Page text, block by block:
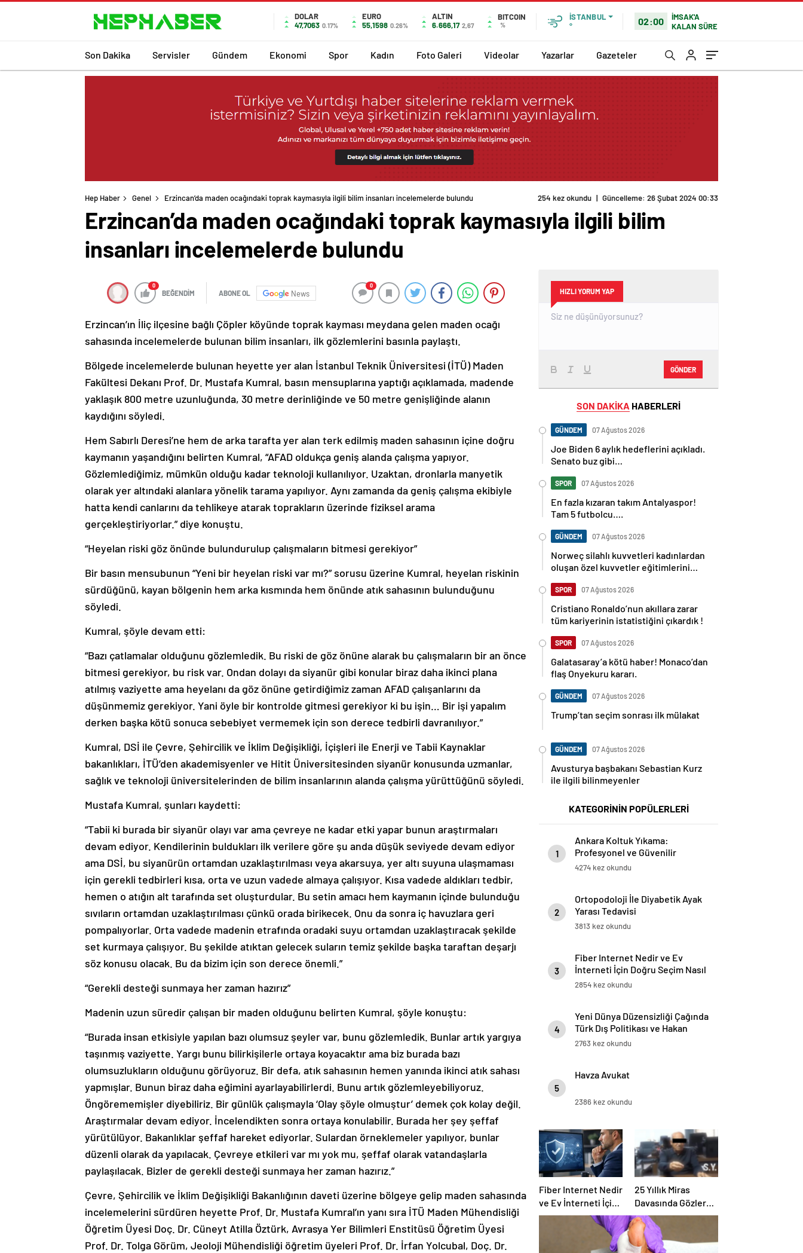
DOLAR
47,7063 0.17%
EURO
55,1598 0.26%
ALTIN
6.666,17 2,67
BITCOIN
%
İSTANBUL
°
02:00
İMSAK'A
KALAN SÜRE
Son Dakika Servisler Gündem Ekonomi Spor Kadın Foto Galeri Videolar Yazarlar Gazeteler
Hep Haber Genel Erzincan’da maden ocağındaki toprak kaymasıyla ilgili bilim insanları incelemelerde bulundu 254 kez okundu | Güncelleme: 26 Şubat 2024 00:33
Erzincan’da maden ocağındaki toprak kaymasıyla ilgili bilim
insanları incelemelerde bulundu
0
BEĞENDİM ABONE OL News
0
Erzincan’ın İliç ilçesine bağlı Çöpler köyünde toprak kayması meydana gelen maden ocağı
sahasında incelemelerde bulunan bilim insanları, ilk gözlemlerini basınla paylaştı.
Bölgede incelemelerde bulunan heyette yer alan İstanbul Teknik Üniversitesi (İTÜ) Maden
Fakültesi Dekanı Prof. Dr. Mustafa Kumral, basın mensuplarına yaptığı açıklamada, madende
yaklaşık 800 metre uzunluğunda, 30 metre derinliğinde ve 50 metre genişliğinde alanın
kaydığını söyledi.
Hem Sabırlı Deresi’ne hem de arka tarafta yer alan terk edilmiş maden sahasının içine doğru
kaymanın yaşandığını belirten Kumral, “AFAD oldukça geniş alanda çalışma yapıyor.
Gözlemlediğimiz, mümkün olduğu kadar teknoloji kullanılıyor. Uzaktan, dronlarla manyetik
olarak yer altındaki alanlara yönelik tarama yapılıyor. Aynı zamanda da geniş çalışma ekibiyle
hatta kendi canlarını da tehlikeye atarak toprakların üzerinde fiziksel arama
gerçekleştiriyorlar.” diye konuştu.
“Heyelan riski göz önünde bulundurulup çalışmaların bitmesi gerekiyor”
Bir basın mensubunun “Yeni bir heyelan riski var mı?” sorusu üzerine Kumral, heyelan riskinin
sürdüğünü, kayan bölgenin hem arka kısmında hem önünde atık sahasının bulunduğunu
söyledi.
Kumral, şöyle devam etti:
“Bazı çatlamalar olduğunu gözlemledik. Bu riski de göz önüne alarak bu çalışmaların bir an önce
bitmesi gerekiyor, bu risk var. Ondan dolayı da siyanür gibi konular biraz daha ikinci plana
atılmış vaziyette ama heyelanı da göz önüne getirdiğimiz zaman AFAD çalışanlarını da
düşünmemiz gerekiyor. Yani öyle bir kontrolde gitmesi gerekiyor ki bu işin… Bir işi yapalım
derken başka kötü sonuca sebebiyet vermemek için son derece tedbirli davranılıyor.”
Kumral, DSİ ile Çevre, Şehircilik ve İklim Değişikliği, İçişleri ile Enerji ve Tabii Kaynaklar
bakanlıkları, İTÜ’den akademisyenler ve Hitit Üniversitesinden siyanür konusunda uzmanlar,
sağlık ve teknoloji üniversitelerinden de bilim insanlarının alanda çalışma yürüttüğünü söyledi.
Mustafa Kumral, şunları kaydetti:
“Tabii ki burada bir siyanür olayı var ama çevreye ne kadar etki yapar bunun araştırmaları
devam ediyor. Kendilerinin buldukları ilk verilere göre şu anda düşük seviyede devam ediyor
ama DSİ, bu siyanürün ortamdan uzaklaştırılması veya akarsuya, yer altı suyuna ulaşmaması
için gerekli tedbirleri kısa, orta ve uzun vadede almaya çalışıyor. Kısa vadede aldıkları tedbir,
hemen o atığın alt tarafında set oluşturdular. Bu setin amacı hem kaymanın içinde bulunduğu
sıvıların ortamdan uzaklaştırılması çünkü orada birikecek. Onu da sonra iç havuzlara geri
pompalıyorlar. Orta vadede madenin etrafında oradaki suyu ortamdan uzaklaştıracak şekilde
set kurmaya çalışıyor. Bu şekilde atıktan gelecek suların temiz şekilde başka taraftan deşarjı
söz konusu olacak. Bu da bizim için son derece önemli.”
“Gerekli desteği sunmaya her zaman hazırız”
Madenin uzun süredir çalışan bir maden olduğunu belirten Kumral, şöyle konuştu:
“Burada insan etkisiyle yapılan bazı olumsuz şeyler var, bunu gözlemledik. Bunlar artık yargıya
taşınmış vaziyette. Yargı bunu bilirkişilerle ortaya koyacaktır ama biz burada bazı
olumsuzlukların olduğunu görüyoruz. Bir defa, atık sahasının hemen yanında ikinci atık sahası
yapmışlar. Bunun biraz daha eğimini ayarlayabilirlerdi. Bunu artık gözlemleyebiliyoruz.
Öngörememişler diyebiliriz. Bir günlük çalışmayla ‘Olay şöyle olmuştur’ demek çok kolay değil.
Araştırmalar devam ediyor. İncelendikten sonra ortaya konulabilir. Burada her şey şeffaf
yürütülüyor. Bakanlıklar şeffaf hareket ediyorlar. Sulardan örneklemeler yapılıyor, bunlar
düzenli olarak da yapılacak. Çevreye etkileri var mı yok mu, şeffaf olarak vatandaşlarla
paylaşılacak. Bizler de gerekli desteği sunmaya her zaman hazırız.”
Çevre, Şehircilik ve İklim Değişikliği Bakanlığının daveti üzerine bölgeye gelip maden sahasında
incelemelerini sürdüren heyette Prof. Dr. Mustafa Kumral’ın yanı sıra İTÜ Maden Mühendisliği
Öğretim Üyesi Doç. Dr. Cüneyt Atilla Öztürk, Avrasya Yer Bilimleri Enstitüsü Öğretim Üyesi
Prof. Dr. Tolga Görüm, Jeoloji Mühendisliği öğretim üyeleri Prof. Dr. İrfan Yolcubal, Doç. Dr.
HIZLI YORUM YAP
GÖNDER
SON DAKİKA HABERLERİ
GÜNDEM 07 Ağustos 2026
Joe Biden 6 aylık hedeflerini açıkladı.
Senato buz gibi…
SPOR 07 Ağustos 2026
En fazla kızaran takım Antalyaspor!
Tam 5 futbolcu….
GÜNDEM 07 Ağustos 2026
Norweç silahlı kuvvetleri kadınlardan
oluşan özel kuvvetler eğitimlerini
SPOR 07 Ağustos 2026
Cristiano Ronaldo’nun akıllara zarar
tüm kariyerinin istatistiğini çıkardık !
SPOR 07 Ağustos 2026
Galatasaray’a kötü haber! Monaco’dan
flaş Onyekuru kararı.
GÜNDEM 07 Ağustos 2026
Trump’tan seçim sonrası ilk mülakat
GÜNDEM 07 Ağustos 2026
Avusturya başbakanı Sebastian Kurz
ile ilgili bilinmeyenler
KATEGORİNİN POPÜLERLERİ
1
Ankara Koltuk Yıkama:
Profesyonel ve Güvenilir
Hizmetler
4274 kez okundu
2
Ortopodoloji İle Diyabetik Ayak
Yarası Tedavisi
3813 kez okundu
3
Fiber Internet Nedir ve Ev
İnterneti İçin Doğru Seçim Nasıl
Yapılır
2854 kez okundu
4
Yeni Dünya Düzensizliği Çağında
Türk Dış Politikası ve Hakan
Fidan Faktörü
2763 kez okundu
5
Havza Avukat
2386 kez okundu
Fiber Internet Nedir
ve Ev İnterneti İçin
Doğru Seçim Nasıl
25 Yıllık Miras
Davasında Gözler
Temmuz Ayındaki
Karar Duruşmasına
Çevrildi